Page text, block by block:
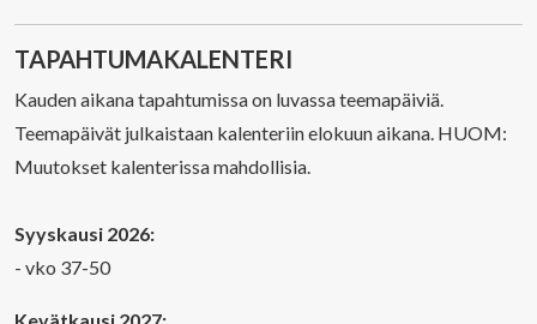
TAPAHTUMAKALENTERI
Kauden aikana tapahtumissa on luvassa teemapäiviä.
Teemapäivät julkaistaan kalenteriin elokuun aikana. HUOM:
Muutokset kalenterissa mahdollisia.
Syyskausi 2026:
- vko 37-50